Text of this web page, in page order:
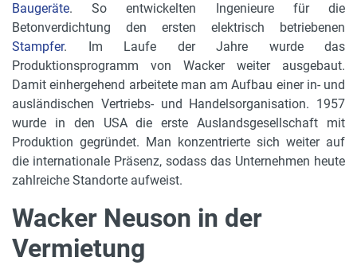
Baugeräte. So entwickelten Ingenieure für die
Betonverdichtung den ersten elektrisch betriebenen
Stampfer. Im Laufe der Jahre wurde das
Produktionsprogramm von Wacker weiter ausgebaut.
Damit einhergehend arbeitete man am Aufbau einer in- und
ausländischen Vertriebs- und Handelsorganisation. 1957
wurde in den USA die erste Auslandsgesellschaft mit
Produktion gegründet. Man konzentrierte sich weiter auf
die internationale Präsenz, sodass das Unternehmen heute
zahlreiche Standorte aufweist.
Wacker Neuson in der
Vermietung